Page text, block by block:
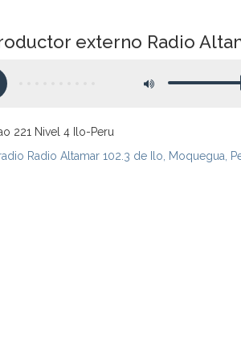
externo Radio
221 Nivel 4 Ilo-Peru
Radio Altamar 102.3 de Ilo, Moquegua,